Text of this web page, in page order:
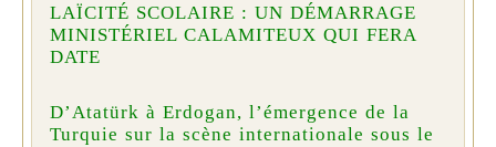
LAÏCITÉ SCOLAIRE : UN DÉMARRAGE
MINISTÉRIEL CALAMITEUX QUI FERA
DATE
D’Atatürk à Erdogan, l’émergence de la
Turquie sur la scène internationale sous le